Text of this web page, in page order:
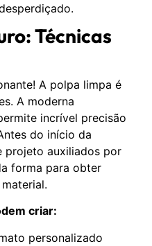
Técnicas
A polpa limpa é
A moderna
incrível precisão
do início da
projeto auxiliados por
forma para obter
criar:
personalizado